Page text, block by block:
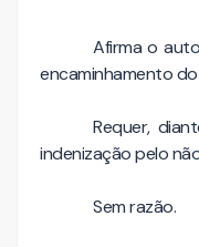
Afirma o
encaminhamento
Requer,
indenização pelo
Sem razão.